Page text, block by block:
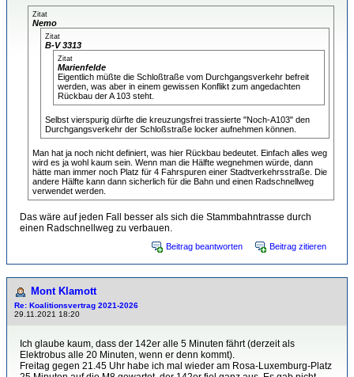
Zitat
Nemo
Zitat
B-V 3313
Zitat
Marienfelde
Eigentlich müßte die Schloßtraße vom Durchgangsverkehr befreit
werden, was aber in einem gewissen Konflikt zum angedachten
Rückbau der A 103 steht.
Selbst vierspurig dürfte die kreuzungsfrei trassierte "Noch-A103" den
Durchgangsverkehr der Schloßstraße locker aufnehmen können.
Man hat ja noch nicht definiert, was hier Rückbau bedeutet. Einfach alles weg
wird es ja wohl kaum sein. Wenn man die Hälfte wegnehmen würde, dann
hätte man immer noch Platz für 4 Fahrspuren einer Stadtverkehrsstraße. Die
andere Hälfte kann dann sicherlich für die Bahn und einen Radschnellweg
verwendet werden.
Das wäre auf jeden Fall besser als sich die Stammbahntrasse durch
einen Radschnellweg zu verbauen.
Beitrag beantworten Beitrag zitieren
Mont Klamott
Re: Koalitionsvertrag 2021-2026
29.11.2021 18:20
Ich glaube kaum, dass der 142er alle 5 Minuten fährt (derzeit als
Elektrobus alle 20 Minuten, wenn er denn kommt).
Freitag gegen 21.45 Uhr habe ich mal wieder am Rosa-Luxemburg-Platz